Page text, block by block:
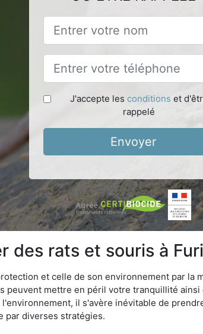
J'accepte les conditions et
rappelé
Envoyer
des rats et souris à
et celle de son environnement par la
peuvent mettre en péril votre tranquillité
il s'avère inévitable de
par diverses stratégies.